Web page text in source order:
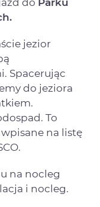
jezior
Spacerując
do jeziora
To
na listę
na nocleg
i nocleg.